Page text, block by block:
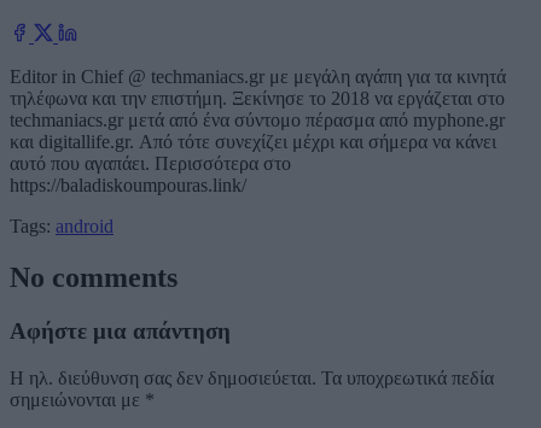
Editor in Chief @ techmaniacs.gr με μεγάλη αγάπη για τα κινητά
τηλέφωνα και την επιστήμη. Ξεκίνησε το 2018 να εργάζεται στο
techmaniacs.gr μετά από ένα σύντομο πέρασμα από myphone.gr
και digitallife.gr. Από τότε συνεχίζει μέχρι και σήμερα να κάνει
αυτό που αγαπάει. Περισσότερα στο
https://baladiskoumpouras.link/
Tags: android
No comments
Αφήστε μια απάντηση
Η ηλ. διεύθυνση σας δεν δημοσιεύεται. Τα υποχρεωτικά πεδία
σημειώνονται με *